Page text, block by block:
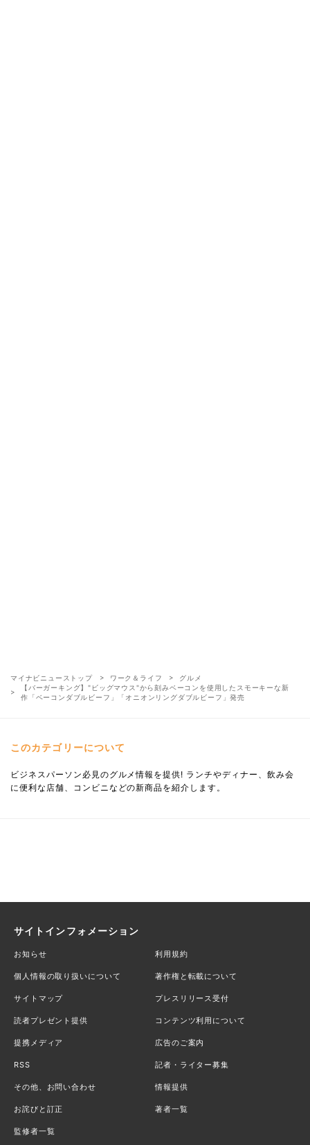
マイナビニューストップ ワーク＆ライフ
グルメ
【バーガーキング】"ビッグマウス"から刻みベーコンを使用したスモーキーな新
作「ベーコンダブルビーフ」「オニオンリングダブルビーフ」発売
このカテゴリーについて
ビジネスパーソン必見のグルメ情報を提供! ランチやディナー、飲み会
に便利な店舗、コンビニなどの新商品を紹介します。
サイトインフォメーション
お知らせ 利用規約
個人情報の取り扱いについて 著作権と転載について
サイトマップ プレスリリース受付
読者プレゼント提供 コンテンツ利用について
提携メディア 広告のご案内
RSS 記者・ライター募集
その他、お問い合わせ 情報提供
お詫びと訂正 著者一覧
監修者一覧